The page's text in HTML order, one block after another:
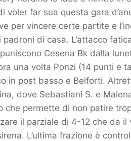
voler far sua questa gara
per vincere certe partite e
di casa. L’attacco
Cesena Bk dalla
una volta Ponzi (14 punti e
in post basso e Belforti.
dove Sebastiani S. e
che permette di non patire
il parziale di 4-12 che da il
L’ultima frazione è